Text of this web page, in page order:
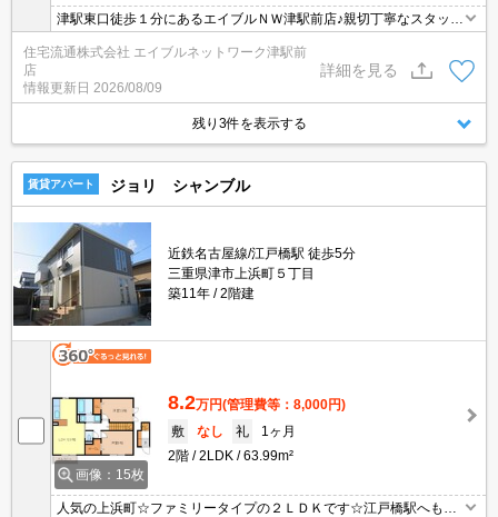
津駅東口徒歩１分にあるエイブルＮＷ津駅前店♪親切丁寧なスタッフ
て！と言う方も、何度もしてるよ♪と言う方も、是非一度足を運んで
住宅流通株式会社 エイブルネットワーク津駅前
店
情報更新日 2026/08/09
詳細を見る
残り3件を表示する
賃貸アパート ジョリ シャンブル
近鉄名古屋線/江戸橋駅 徒歩5分
三重県津市上浜町５丁目
築11年
2階建
画像：15枚
8.2万円(管理費等：8,000円)
敷
なし 礼
1ヶ月
2階
2LDK 63.99m²
人気の上浜町☆ファミリータイプの２ＬＤＫです☆江戸橋駅へもす